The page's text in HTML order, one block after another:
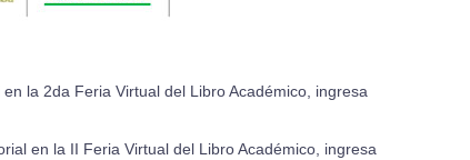
la 2da Feria Virtual del Libro Académico, ingresa
en la II Feria Virtual del Libro Académico, ingresa